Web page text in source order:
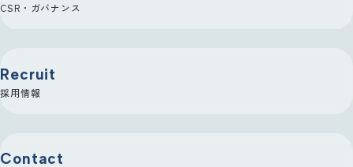
CSR・ガバナンス
Recruit
採用情報
Contact